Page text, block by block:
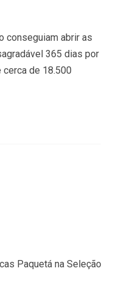
conseguiam abrir as
365 dias por
cerca de 18.500
Paquetá na Seleção